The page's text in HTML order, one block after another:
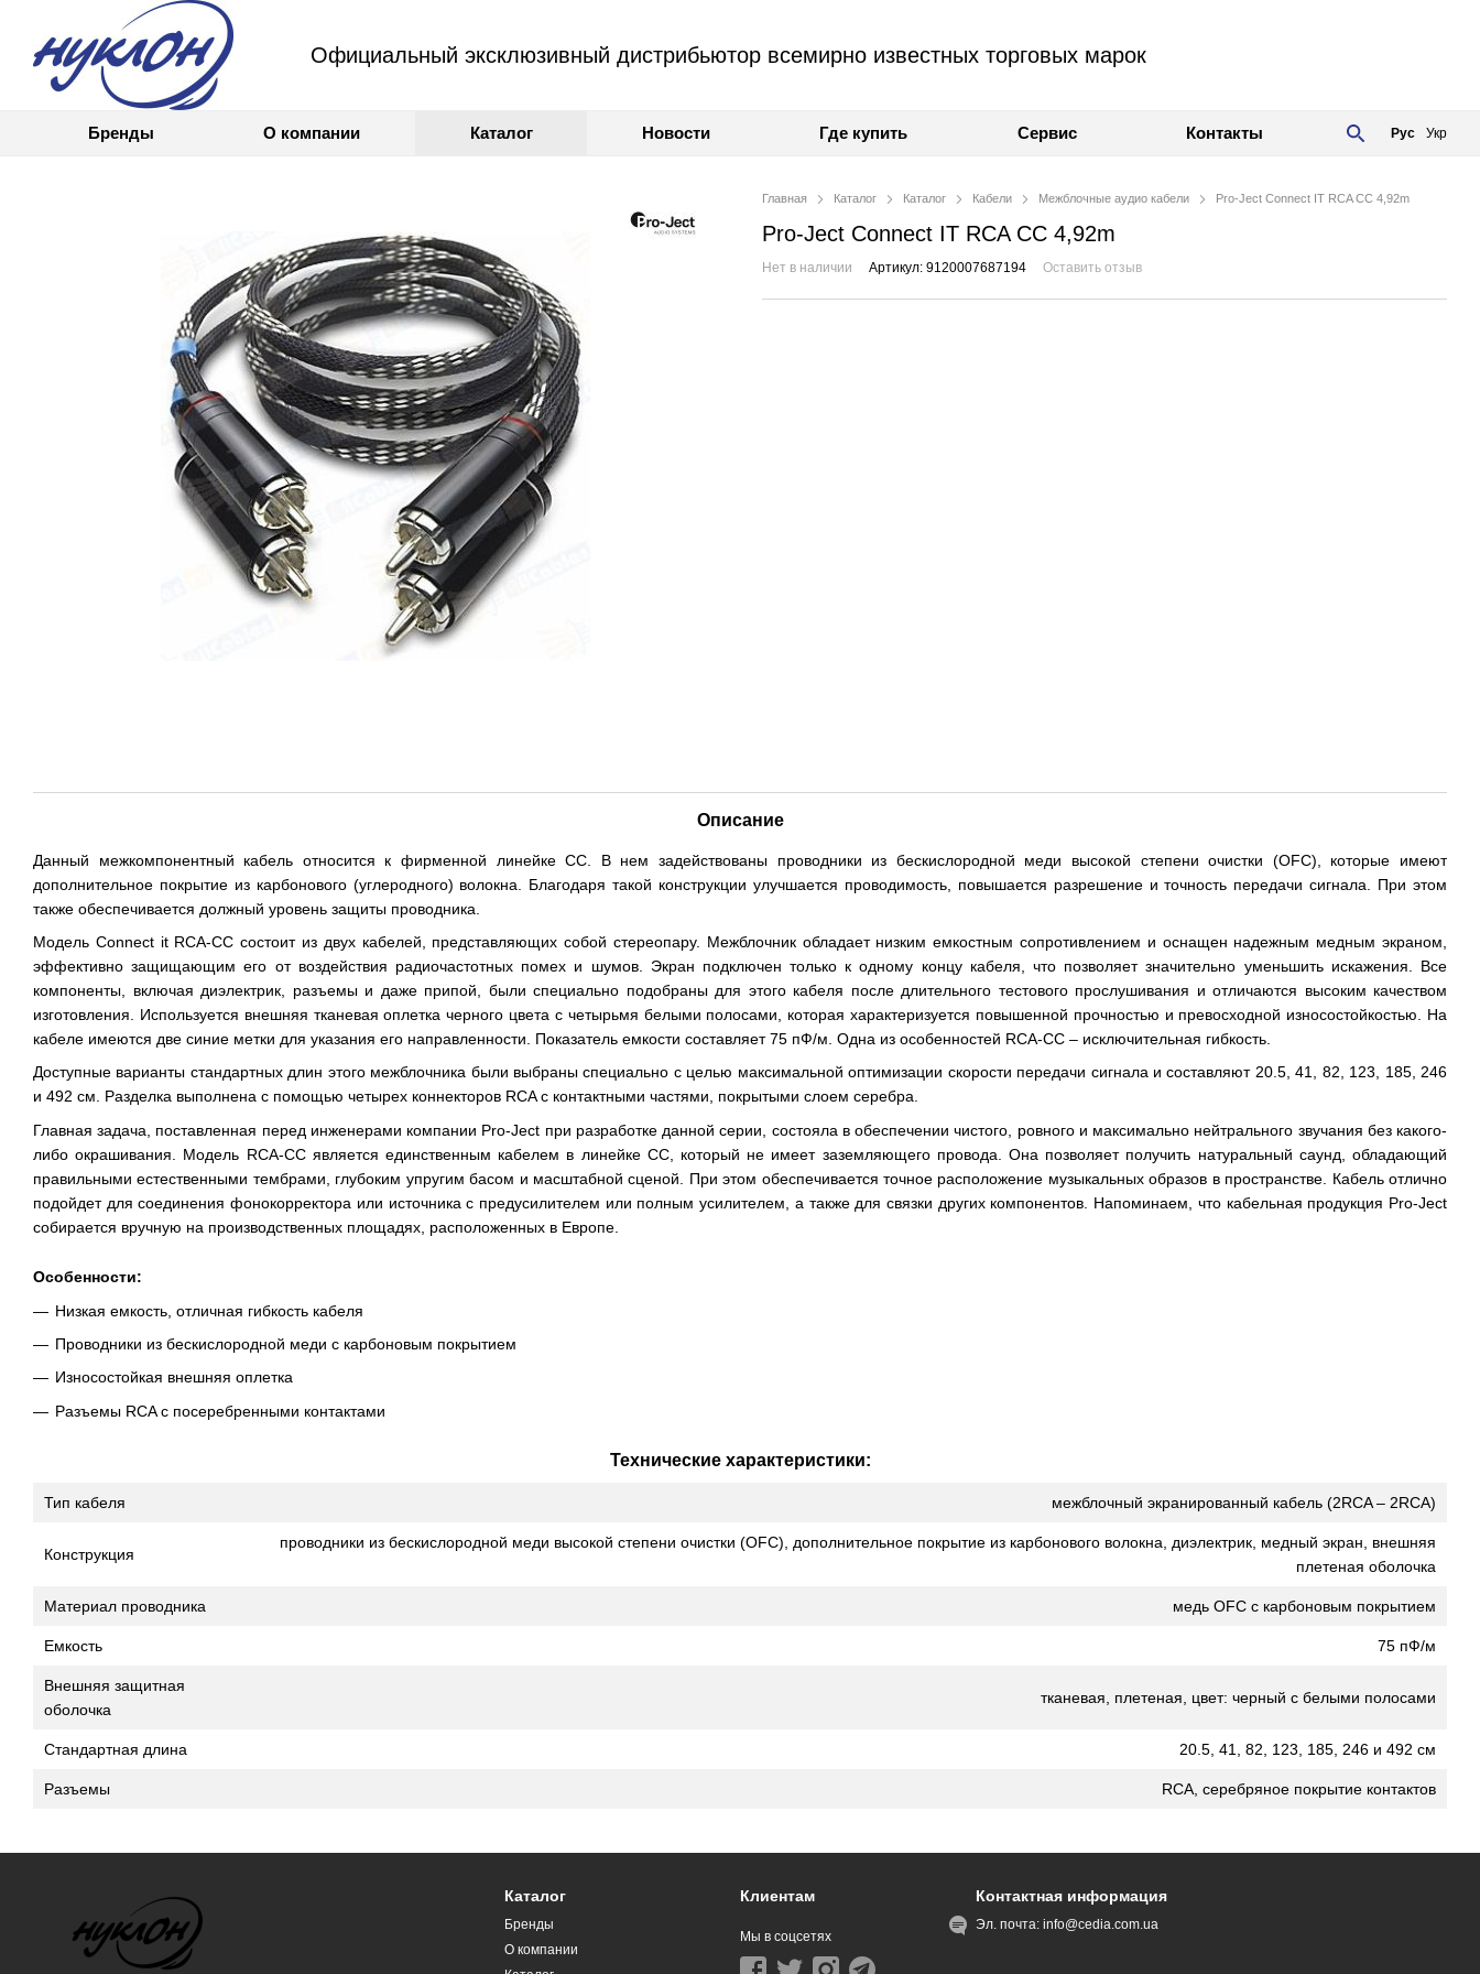
Официальный эксклюзивный дистрибьютор всемирно известных торговых марок
Бренды О компании Каталог Новости Где купить Сервис Контакты Рус Укр
Главная Каталог Каталог Кабели Межблочные аудио кабели Pro-Ject Connect IT RCA CC 4,92m
Pro-Ject Connect IT RCA CC 4,92m
Нет в наличии Артикул: 9120007687194 Оставить отзыв
Описание
Данный межкомпонентный кабель относится к фирменной линейке CC. В нем задействованы проводники из бескислородной меди высокой степени очистки (OFC), которые имеют
дополнительное покрытие из карбонового (углеродного) волокна. Благодаря такой конструкции улучшается проводимость, повышается разрешение и точность передачи сигнала. При этом
также обеспечивается должный уровень защиты проводника.
Модель Connect it RCA-CC состоит из двух кабелей, представляющих собой стереопару. Межблочник обладает низким емкостным сопротивлением и оснащен надежным медным экраном,
эффективно защищающим его от воздействия радиочастотных помех и шумов. Экран подключен только к одному концу кабеля, что позволяет значительно уменьшить искажения. Все
компоненты, включая диэлектрик, разъемы и даже припой, были специально подобраны для этого кабеля после длительного тестового прослушивания и отличаются высоким качеством
изготовления. Используется внешняя тканевая оплетка черного цвета с четырьмя белыми полосами, которая характеризуется повышенной прочностью и превосходной износостойкостью. На
кабеле имеются две синие метки для указания его направленности. Показатель емкости составляет 75 пФ/м. Одна из особенностей RCA-CC – исключительная гибкость.
Доступные варианты стандартных длин этого межблочника были выбраны специально с целью максимальной оптимизации скорости передачи сигнала и составляют 20.5, 41, 82, 123, 185, 246
и 492 см. Разделка выполнена с помощью четырех коннекторов RCA с контактными частями, покрытыми слоем серебра.
Главная задача, поставленная перед инженерами компании Pro-Ject при разработке данной серии, состояла в обеспечении чистого, ровного и максимально нейтрального звучания без какого-
либо окрашивания. Модель RCA-CC является единственным кабелем в линейке CC, который не имеет заземляющего провода. Она позволяет получить натуральный саунд, обладающий
правильными естественными тембрами, глубоким упругим басом и масштабной сценой. При этом обеспечивается точное расположение музыкальных образов в пространстве. Кабель отлично
подойдет для соединения фонокорректора или источника с предусилителем или полным усилителем, а также для связки других компонентов. Напоминаем, что кабельная продукция Pro-Ject
собирается вручную на производственных площадях, расположенных в Европе.
Особенности:
Низкая емкость, отличная гибкость кабеля
Проводники из бескислородной меди с карбоновым покрытием
Износостойкая внешняя оплетка
Разъемы RCA с посеребренными контактами
Технические характеристики:
Тип кабеля межблочный экранированный кабель (2RCA – 2RCA)
Конструкция
проводники из бескислородной меди высокой степени очистки (OFC), дополнительное покрытие из карбонового волокна, диэлектрик, медный экран, внешняя
плетеная оболочка
Материал проводника медь OFC с карбоновым покрытием
Емкость 75 пФ/м
Внешняя защитная
оболочка
тканевая, плетеная, цвет: черный с белыми полосами
Стандартная длина 20.5, 41, 82, 123, 185, 246 и 492 см
Разъемы RCA, серебряное покрытие контактов
Каталог
Бренды
О компании
Клиентам
Мы в соцсетях
Контактная информация
Эл. почта:info@cedia.com.ua